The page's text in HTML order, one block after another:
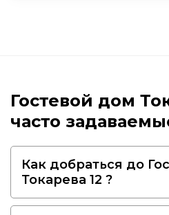
Гостевой дом
часто
Как добраться до
Токарева 12 ?